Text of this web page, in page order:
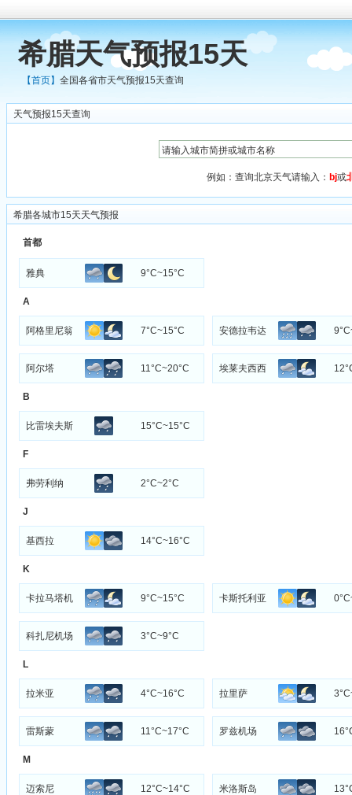
希腊天气预报15天
【首页】全国各省市天气预报15天查询
天气预报15天查询
例如：查询北京天气请输入： bj或
希腊各城市15天天气预报
首都
雅典 9°C~15°C
A
阿格里尼翁 7°C~15°C 安德拉韦达
阿尔塔 11°C~20°C 埃莱夫西西
B
比雷埃夫斯 15°C~15°C
F
弗劳利纳 2°C~2°C
J
基西拉 14°C~16°C
K
卡拉马塔机 9°C~15°C 卡斯托利亚
科扎尼机场 3°C~9°C
L
拉米亚 4°C~16°C 拉里萨
雷斯蒙 11°C~17°C 罗兹机场
M
迈索尼 12°C~14°C 米洛斯岛